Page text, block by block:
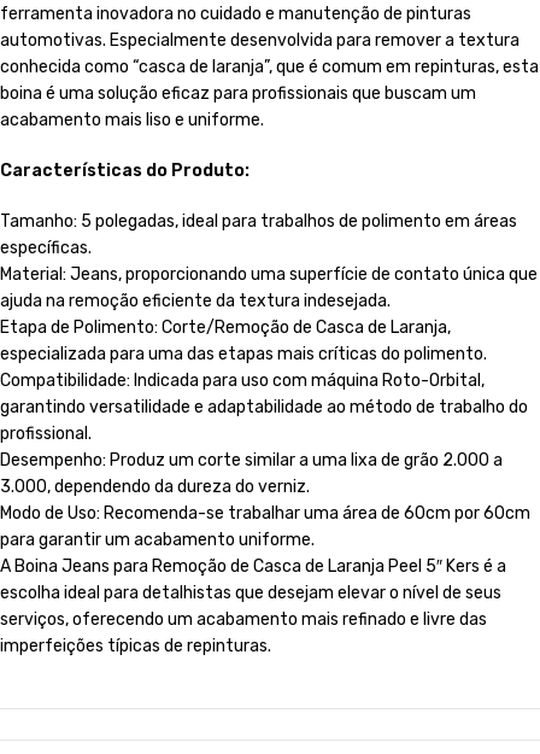
ferramenta inovadora no cuidado e manutenção de pinturas
automotivas. Especialmente desenvolvida para remover a textura
conhecida como “casca de laranja”, que é comum em repinturas, esta
boina é uma solução eficaz para profissionais que buscam um
acabamento mais liso e uniforme.
Características do Produto:
Tamanho: 5 polegadas, ideal para trabalhos de polimento em áreas
específicas.
Material: Jeans, proporcionando uma superfície de contato única que
ajuda na remoção eficiente da textura indesejada.
Etapa de Polimento: Corte/Remoção de Casca de Laranja,
especializada para uma das etapas mais críticas do polimento.
Compatibilidade: Indicada para uso com máquina Roto-Orbital,
garantindo versatilidade e adaptabilidade ao método de trabalho do
profissional.
Desempenho: Produz um corte similar a uma lixa de grão 2.000 a
3.000, dependendo da dureza do verniz.
Modo de Uso: Recomenda-se trabalhar uma área de 60cm por 60cm
para garantir um acabamento uniforme.
A Boina Jeans para Remoção de Casca de Laranja Peel 5″ Kers é a
escolha ideal para detalhistas que desejam elevar o nível de seus
serviços, oferecendo um acabamento mais refinado e livre das
imperfeições típicas de repinturas.